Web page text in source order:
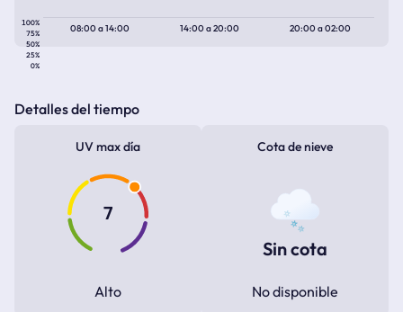
100%
75%
50%
25%
0%
08:00a14:00 14:00a20:00 20:00a02:00
Detalles del tiempo
UV max día
7
Alto
Cota de nieve
Sin cota
No disponible